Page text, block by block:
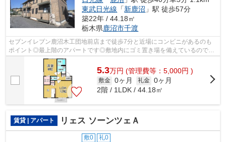
東武日光線 「新鹿沼 」駅 徒歩57分
築22年 / 44.18㎡
栃木県鹿沼市千渡
セブンイレブン鹿沼木工団地前店まで徒歩7分と近場にコンビニがあるのも
ポイント◎最上階のアパートです◎敷地内にゴミ置き場を備えているので敷
地外に出る必要が無く、短時間でサッとゴ...
5.3万円 (管理費等：5,000円 )
敷金 0ヶ月 礼金 0ヶ月
2階 / 1LDK / 44.18㎡
賃貸 | アパート リェス ソーンツェＡ
敷0 礼0